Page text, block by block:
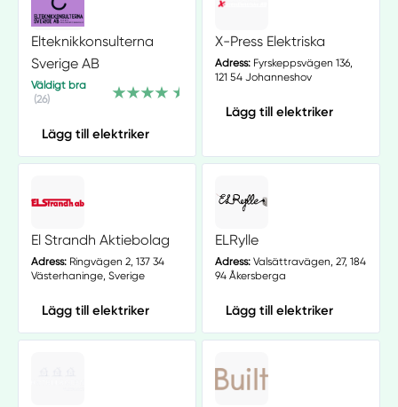
Elteknikkonsulterna
Sverige AB
Väldigt bra
(26)
Lägg till elektriker
X-Press Elektriska
Adress:Fyrskeppsvägen 136,
121 54 Johanneshov
Lägg till elektriker
El Strandh Aktiebolag
Adress:Ringvägen 2, 137 34
Västerhaninge, Sverige
Lägg till elektriker
ELRylle
Adress:Valsättravägen, 27, 184
94 Åkersberga
Lägg till elektriker